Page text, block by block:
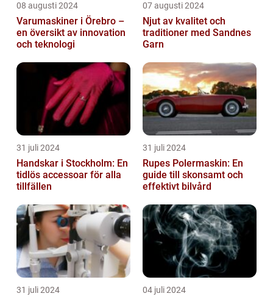
08 augusti 2024
Varumaskiner i Örebro –
en översikt av innovation
och teknologi
07 augusti 2024
Njut av kvalitet och
traditioner med Sandnes
Garn
31 juli 2024
Handskar i Stockholm: En
tidlös accessoar för alla
tillfällen
31 juli 2024
Rupes Polermaskin: En
guide till skonsamt och
effektivt bilvård
31 juli 2024 04 juli 2024